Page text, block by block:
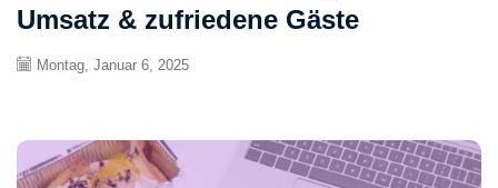
Umsatz & zufriedene Gäste
Montag, Januar 6, 2025